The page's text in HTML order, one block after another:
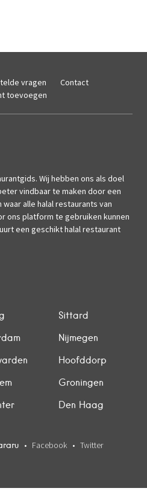
vragen
Contact
toevoegen
Wij hebben ons als doel
vindbaar te maken door een
alle halal restaurants van
ons platform te gebruiken kunnen
een geschikt halal restaurant
Sittard
Nijmegen
Hoofddorp
Groningen
Den Haag
Facebook Twitter